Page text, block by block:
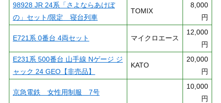
98928 JR 24系「さよならあけぼ
の」セット/限定 寝台列車
TOMIX
8,000
円
E721系 0番台 4両セット マイクロエース
12,000
円
E231系 500番台 山手線 Nゲージ ジ
ャック 24 GEO【非売品】
KATO
20,000
円
京急電鉄 女性用制服 7号
10,000
円